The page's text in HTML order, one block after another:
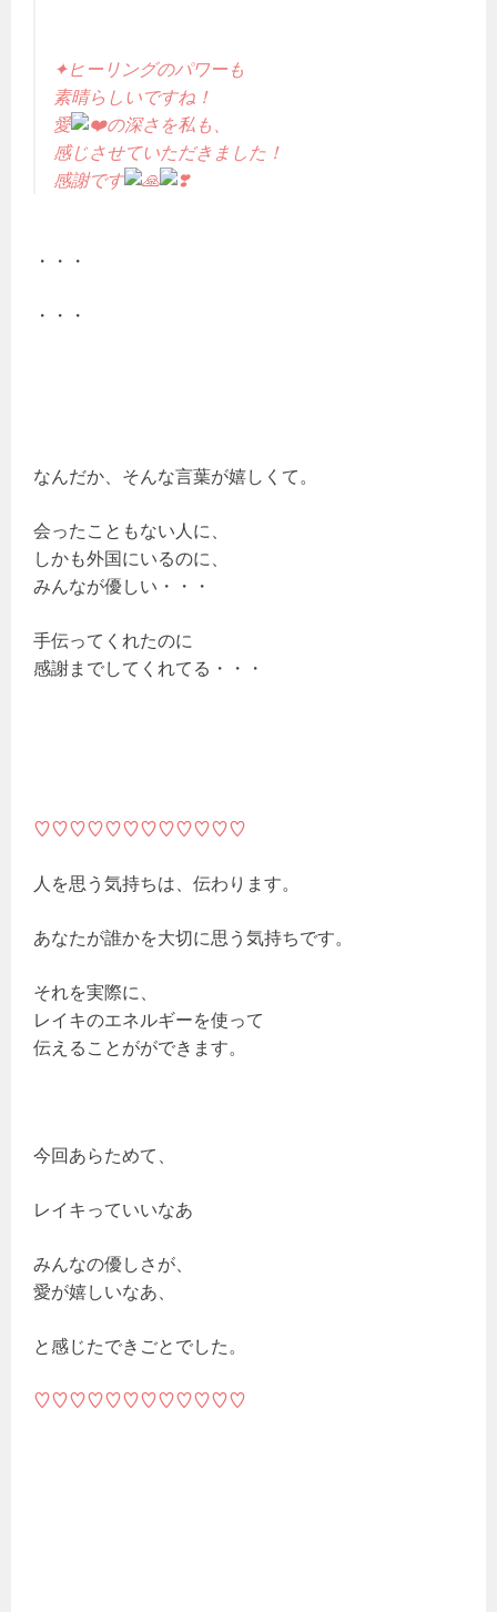
✦ヒーリングのパワーも
素晴らしいですね！
愛
の深さを私も、
感じさせていただきました！
感謝です
・・・
・・・
なんだか、そんな言葉が嬉しくて。
会ったこともない人に、
しかも外国にいるのに、
みんなが優しい・・・
手伝ってくれたのに
感謝までしてくれてる・・・
♡♡♡♡♡♡♡♡♡♡♡♡
人を思う気持ちは、伝わります。
あなたが誰かを大切に思う気持ちです。
それを実際に、
レイキのエネルギーを使って
伝えることがができます。
今回あらためて、
レイキっていいなあ
みんなの優しさが、
愛が嬉しいなあ、
と感じたできごとでした。
♡♡♡♡♡♡♡♡♡♡♡♡